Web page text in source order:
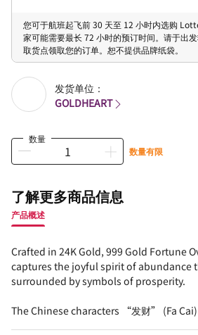
您可于航班起飞前 30 天至 12 小时内选购
家可能需要最长 72 小时的预订时间。请于出
取货点领取您的订单。恕不提供品牌纸袋。
发货单位：
GOLDHEART
数量
数量有限
了解更多商品信息
产品概述
Crafted in 24K Gold, 999 Gold Fortune
captures the joyful spirit of abundance
surrounded by symbols of prosperity.
The Chinese characters “发财” (Fa Cai)